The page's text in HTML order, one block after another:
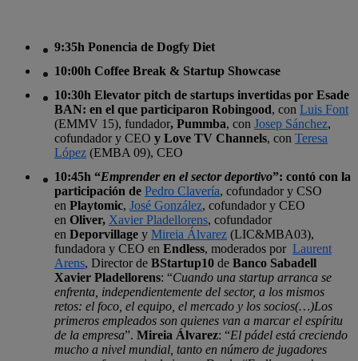
9:35h Ponencia de Dogfy Diet
10:00h Coffee Break & Startup Showcase
10:30h Elevator pitch de startups invertidas por Esade
BAN: en el que participaron Robingood, con Luis Font
(EMMV 15), fundador, Pummba, con Josep Sánchez,
cofundador y CEO y Love TV Channels, con Teresa
López (EMBA 09), CEO
10:45h “Emprender en el sector deportivo”: contó con la
participación de Pedro Clavería, cofundador y CSO
en Playtomic, José González, cofundador y CEO
en Oliver, Xavier Pladellorens, cofundador
en Deporvillage y Mireia Álvarez (LIC&MBA03),
fundadora y CEO en Endless, moderados por Laurent
Arens, Director de BStartup10 de Banco Sabadell
Xavier Pladellorens: “Cuando una startup arranca se
enfrenta, independientemente del sector, a los mismos
retos: el foco, el equipo, el mercado y los socios(…)Los
primeros empleados son quienes van a marcar el espíritu
de la empresa”. Mireia Álvarez: “El pádel está creciendo
mucho a nivel mundial, tanto en número de jugadores